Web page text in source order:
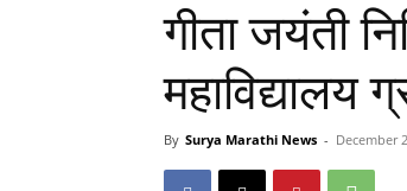
गीता जयंती
महाविद्यालय
By Surya Marathi News - December